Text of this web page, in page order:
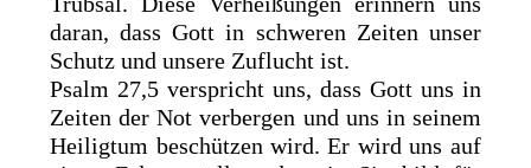
daran, dass Gott in schweren Zeiten unser
Schutz und unsere Zuflucht ist.
Psalm 27,5 verspricht uns, dass Gott uns in
Zeiten der Not verbergen und uns in seinem
Heiligtum beschützen wird. Er wird uns auf